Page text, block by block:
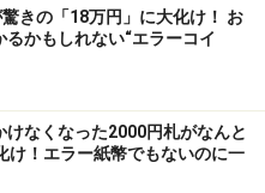
言えば、そのうち半分は
め、実質、一般会計と同
にしろ、国民にとっては
生保険、外国為替、国債
きの「18万円」に大化け！ お
かもしれない“エラーコイ
けなくなった2000円札がなんと
け！エラー紙幣でもないのに一